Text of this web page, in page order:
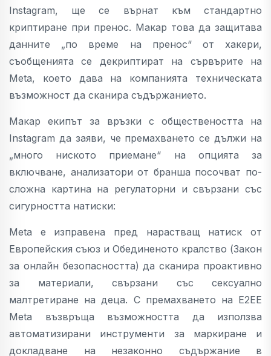
Instagram, ще се върнат към стандартно
криптиране при пренос. Макар това да защитава
данните „по време на пренос“ от хакери,
съобщенията се декриптират на сървърите на
Meta, което дава на компанията техническата
възможност да сканира съдържанието.
Макар екипът за връзки с обществеността на
Instagram да заяви, че премахването се дължи на
„много ниското приемане“ на опцията за
включване, анализатори от бранша посочват по-
сложна картина на регулаторни и свързани със
сигурността натиски:
Meta е изправена пред нарастващ натиск от
Европейския съюз и Обединеното кралство (Закон
за онлайн безопасността) да сканира проактивно
за материали, свързани със сексуално
малтретиране на деца. С премахването на E2EE
Meta възвръща възможността да използва
автоматизирани инструменти за маркиране и
докладване на незаконно съдържание в